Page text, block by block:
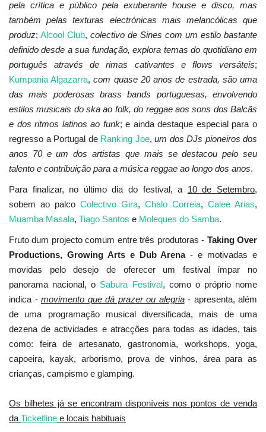
pela crítica e público pela exuberante house e disco, mas
também pelas texturas electrónicas mais melancólicas que
produz; Alcool Club, colectivo de Sines com um estilo bastante
definido desde a sua fundação, explora temas do quotidiano em
português através de rimas cativantes e flows versáteis;
Kumpania Algazarra,com quase 20 anos de estrada, são uma
das mais poderosas brass bands portuguesas, envolvendo
estilos musicais do ska ao folk, do reggae aos sons dos Balcãs
e dos ritmos latinos ao funk; e ainda destaque especial para o
regresso a Portugal de Ranking Joe, um dos DJs pioneiros dos
anos 70 e um dos artistas que mais se destacou pelo seu
talento e contribuição para a música reggae ao longo dos anos.
Para finalizar, no último dia do festival, a 10 de Setembro,
sobem ao palco Colectivo Gira, Chalo Correia, Calee Arias,
Muamba Masala, Tiago Santos e Moleques do Samba.
Fruto dum projecto comum entre três produtoras - Taking Over
Productions, Growing Arts e Dub Arena- e motivadas e
movidas pelo desejo de oferecer um festival ímpar no
panorama nacional, o Sabura Festival, como o próprio nome
indica - movimento que dá prazer ou alegria- apresenta, além
de uma programação musical diversificada, mais de uma
dezena de actividades e atracções para todas as idades, tais
como: feira de artesanato, gastronomia, workshops, yoga,
capoeira, kayak, arborismo, prova de vinhos, área para as
crianças, campismo e glamping.
Os bilhetes já se encontram disponíveis nos pontos de venda
da Ticketline e locais habituais